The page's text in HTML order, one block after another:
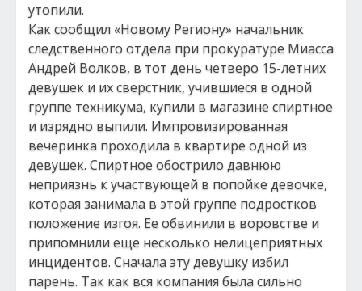
утопили.
Как сообщил «Новому Региону» начальник
следственного отдела при прокуратуре Миасса
Андрей Волков, в тот день четверо 15-летних
девушек и их сверстник, учившиеся в одной
группе техникума, купили в магазине спиртное
и изрядно выпили. Импровизированная
вечеринка проходила в квартире одной из
девушек. Спиртное обострило давнюю
неприязнь к участвующей в попойке девочке,
которая занимала в этой группе подростков
положение изгоя. Ее обвинили в воровстве и
припомнили еще несколько нелицеприятных
инцидентов. Сначала эту девушку избил
парень. Так как вся компания была сильно